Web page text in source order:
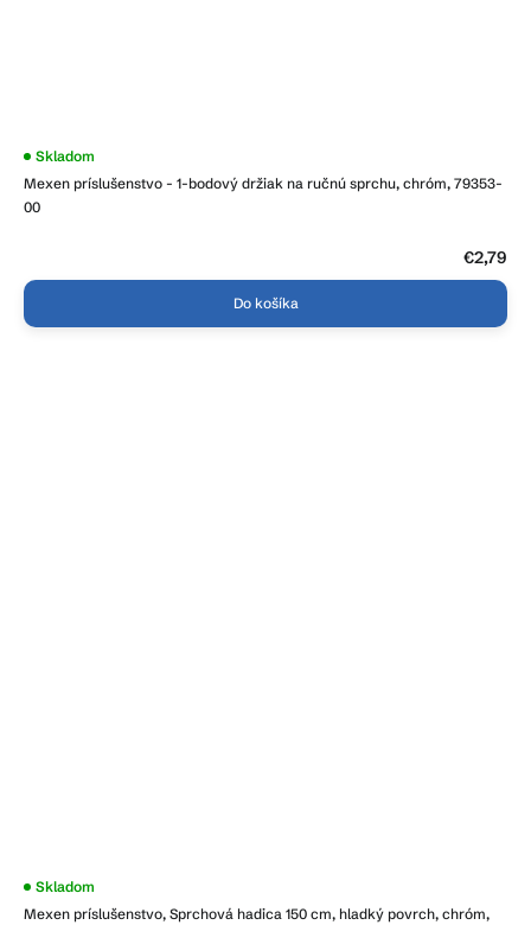
Mexen príslušenstvo - 1-bodový držiak na ručnú sprchu, chróm, 79353-
00
Skladom
€2,79
Do košíka
Mexen príslušenstvo, Sprchová hadica 150 cm, hladký povrch, chróm,
Skladom